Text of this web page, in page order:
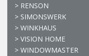
> RENSON
> SIMONSWERK
> WINKHAUS
> VISION HOME
> WINDOWMASTER